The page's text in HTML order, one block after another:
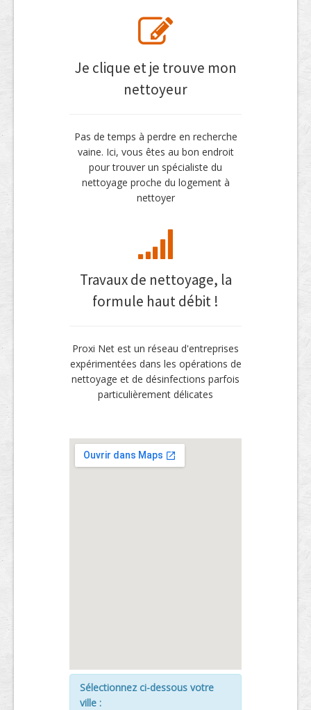
Je clique et je trouve mon
nettoyeur
Pas de temps à perdre en recherche
vaine. Ici, vous êtes au bon endroit
pour trouver un spécialiste du
nettoyage proche du logement à
nettoyer
Travaux de nettoyage, la
formule haut débit !
Proxi Net est un réseau d'entreprises
expérimentées dans les opérations de
nettoyage et de désinfections parfois
particulièrement délicates
Sélectionnez ci-dessous votre
ville :